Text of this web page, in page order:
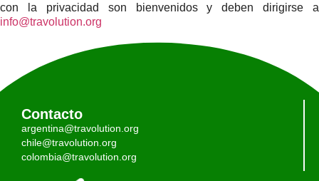
con la privacidad son bienvenidos y deben dirigirse a
info@travolution.org
Contacto
argentina@travolution.org
chile@travolution.org
colombia@travolution.org